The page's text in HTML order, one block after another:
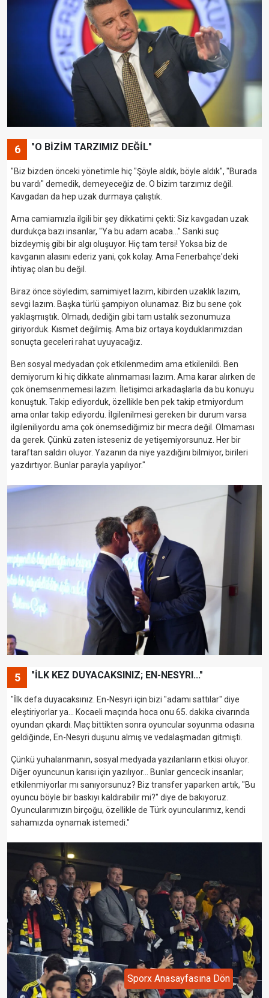
6 "O BİZİM TARZIMIZ DEĞİL"
"Biz bizden önceki yönetimle hiç "Şöyle aldık, böyle aldık", "Burada
bu vardı" demedik, demeyeceğiz de. O bizim tarzımız değil.
Kavgadan da hep uzak durmaya çalıştık.
Ama camiamızla ilgili bir şey dikkatimi çekti: Siz kavgadan uzak
durdukça bazı insanlar, "Ya bu adam acaba..." Sanki suç
bizdeymiş gibi bir algı oluşuyor. Hiç tam tersi! Yoksa biz de
kavganın alasını ederiz yani, çok kolay. Ama Fenerbahçe'deki
ihtiyaç olan bu değil.
Biraz önce söyledim; samimiyet lazım, kibirden uzaklık lazım,
sevgi lazım. Başka türlü şampiyon olunamaz. Biz bu sene çok
yaklaşmıştık. Olmadı, dediğin gibi tam ustalık sezonumuza
giriyorduk. Kısmet değilmiş. Ama biz ortaya koyduklarımızdan
sonuçta geceleri rahat uyuyacağız.
Ben sosyal medyadan çok etkilenmedim ama etkilenildi. Ben
demiyorum ki hiç dikkate alınmaması lazım. Ama karar alırken de
çok önemsenmemesi lazım. İletişimci arkadaşlarla da bu konuyu
konuştuk. Takip ediyorduk, özellikle ben pek takip etmiyordum
ama onlar takip ediyordu. İlgilenilmesi gereken bir durum varsa
ilgileniliyordu ama çok önemsediğimiz bir mecra değil. Olmaması
da gerek. Çünkü zaten isteseniz de yetişemiyorsunuz. Her bir
taraftan saldırı oluyor. Yazanın da niye yazdığını bilmiyor, birileri
yazdırtıyor. Bunlar parayla yapılıyor."
5 "İLK KEZ DUYACAKSINIZ; EN-NESYRI..."
"İlk defa duyacaksınız. En-Nesyri için bizi "adamı sattılar" diye
eleştiriyorlar ya... Kocaeli maçında hoca onu 65. dakika civarında
oyundan çıkardı. Maç bittikten sonra oyuncular soyunma odasına
geldiğinde, En-Nesyri duşunu almış ve vedalaşmadan gitmişti.
Çünkü yuhalanmanın, sosyal medyada yazılanların etkisi oluyor.
Diğer oyuncunun karısı için yazılıyor... Bunlar gencecik insanlar;
etkilenmiyorlar mı sanıyorsunuz? Biz transfer yaparken artık, "Bu
oyuncu böyle bir baskıyı kaldırabilir mi?" diye de bakıyoruz.
Oyuncularımızın birçoğu, özellikle de Türk oyuncularımız, kendi
sahamızda oynamak istemedi."
Sporx Anasayfasına Dön